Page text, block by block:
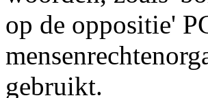
op de oppositie'
gebruikt.